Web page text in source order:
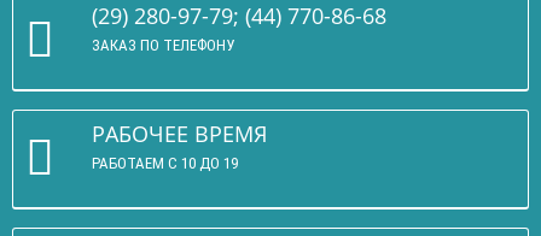
(29) 280-97-79; (44) 770-86-68
ЗАКАЗ ПО ТЕЛЕФОНУ
РАБОЧЕЕ ВРЕМЯ
РАБОТАЕМ С 10 ДО 19